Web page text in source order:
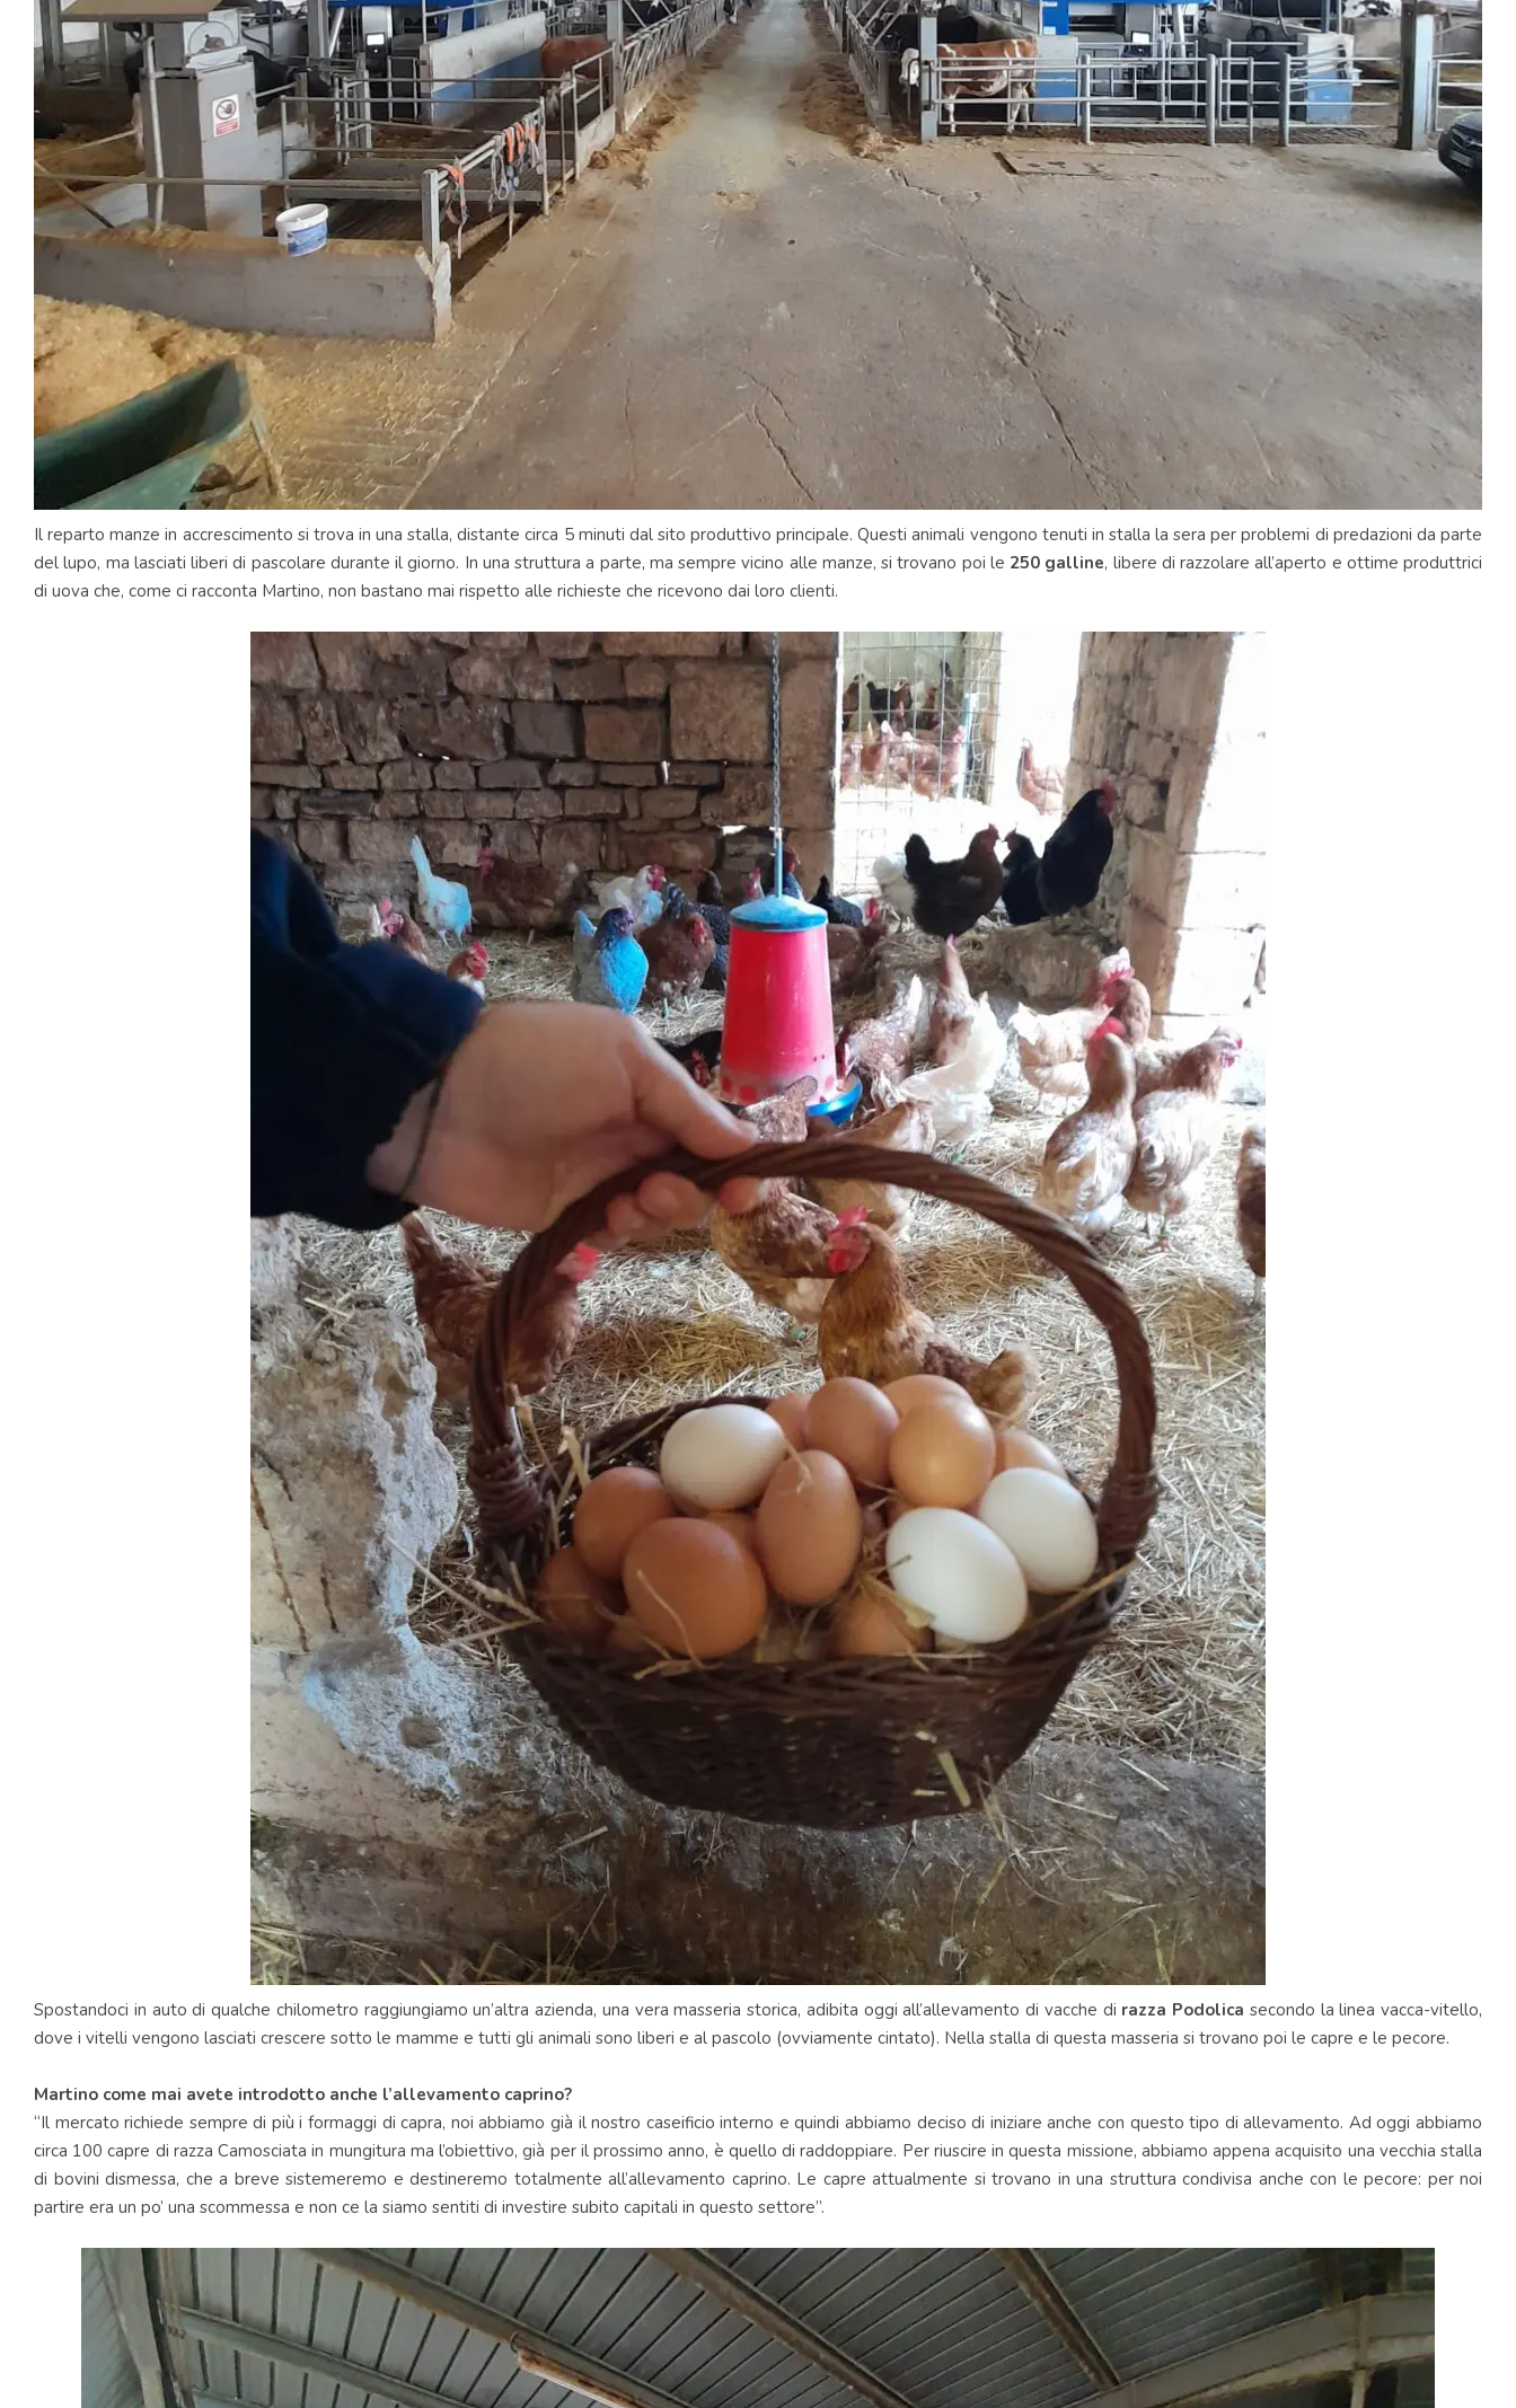
Il reparto manze in accrescimento si trova in una stalla, distante circa 5 minuti dal sito produttivo principale. Questi animali vengono tenuti in stalla la sera per problemi di predazioni da parte
del lupo, ma lasciati liberi di pascolare durante il giorno. In una struttura a parte, ma sempre vicino alle manze, si trovano poi le 250 galline, libere di razzolare all’aperto e ottime produttrici
di uova che, come ci racconta Martino, non bastano mai rispetto alle richieste che ricevono dai loro clienti.
Spostandoci in auto di qualche chilometro raggiungiamo un’altra azienda, una vera masseria storica, adibita oggi all’allevamento di vacche di razza Podolica secondo la linea vacca-vitello,
dove i vitelli vengono lasciati crescere sotto le mamme e tutti gli animali sono liberi e al pascolo (ovviamente cintato). Nella stalla di questa masseria si trovano poi le capre e le pecore.
Martino come mai avete introdotto anche l’allevamento caprino?
“Il mercato richiede sempre di più i formaggi di capra, noi abbiamo già il nostro caseificio interno e quindi abbiamo deciso di iniziare anche con questo tipo di allevamento. Ad oggi abbiamo
circa 100 capre di razza Camosciata in mungitura ma l’obiettivo, già per il prossimo anno, è quello di raddoppiare. Per riuscire in questa missione, abbiamo appena acquisito una vecchia stalla
di bovini dismessa, che a breve sistemeremo e destineremo totalmente all’allevamento caprino. Le capre attualmente si trovano in una struttura condivisa anche con le pecore: per noi
partire era un po’ una scommessa e non ce la siamo sentiti di investire subito capitali in questo settore”.